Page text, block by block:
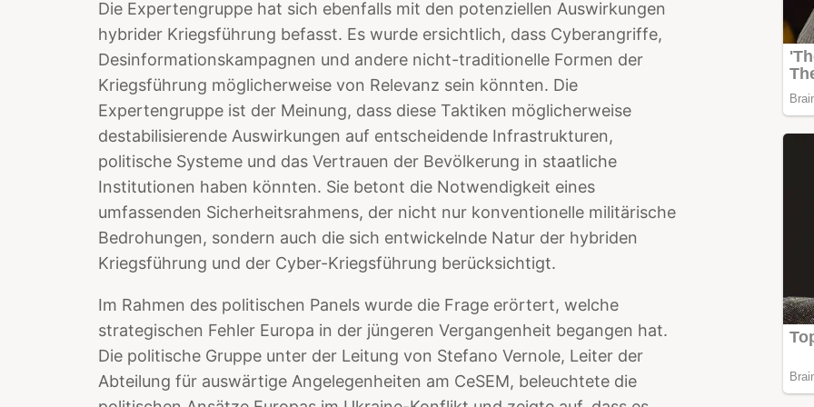
Die Expertengruppe hat sich ebenfalls mit den potenziellen Auswirkungen
hybrider Kriegsführung befasst. Es wurde ersichtlich, dass Cyberangriffe,
Desinformationskampagnen und andere nicht-traditionelle Formen der
Kriegsführung möglicherweise von Relevanz sein könnten. Die
Expertengruppe ist der Meinung, dass diese Taktiken möglicherweise
destabilisierende Auswirkungen auf entscheidende Infrastrukturen,
politische Systeme und das Vertrauen der Bevölkerung in staatliche
Institutionen haben könnten. Sie betont die Notwendigkeit eines
umfassenden Sicherheitsrahmens, der nicht nur konventionelle militärische
Bedrohungen, sondern auch die sich entwickelnde Natur der hybriden
Kriegsführung und der Cyber-Kriegsführung berücksichtigt.
Im Rahmen des politischen Panels wurde die Frage erörtert, welche
strategischen Fehler Europa in der jüngeren Vergangenheit begangen hat.
Die politische Gruppe unter der Leitung von Stefano Vernole, Leiter der
Abteilung für auswärtige Angelegenheiten am CeSEM, beleuchtete die